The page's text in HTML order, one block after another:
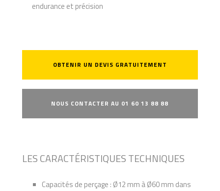
endurance et précision
OBTENIR UN DEVIS GRATUITEMENT
NOUS CONTACTER AU 01 60 13 88 88
LES CARACTÉRISTIQUES TECHNIQUES
Capacités de perçage : Ø12 mm à Ø60 mm dans